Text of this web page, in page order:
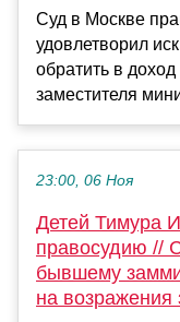
Суд в Москве
удовлетворил
обратить в
заместителя
23:00, 06 Ноя
Детей Тимура
правосудию //
бывшему
на возражения